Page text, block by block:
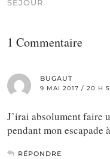
SÉJOUR
1 Commentaire
BUGAUT
9 MAI 2017 / 20 H
J’irai absolument faire
pendant mon escapade
RÉPONDRE